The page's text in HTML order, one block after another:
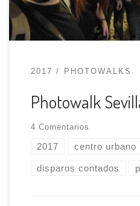
Photowalk Kodak
2017 PHOTOWALKS
Photowalk
4 Comentarios
2017 centro urbano
disparos contados